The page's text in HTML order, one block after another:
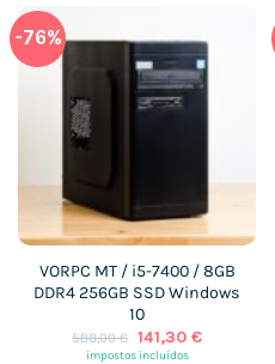
-76%
VORPC MT / i5-7400 / 8GB
DDR4 256GB SSD Windows
10
588,00€ O
preço
141,30 €O
impostos incluídos